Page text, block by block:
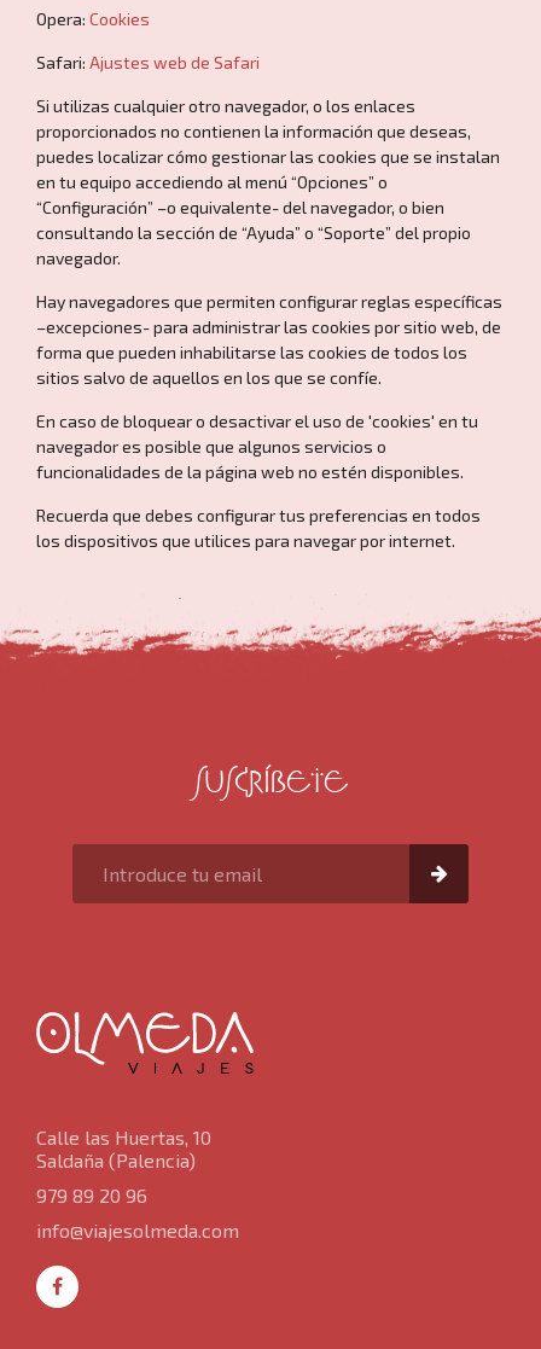
Opera: Cookies
Safari: Ajustes web de Safari
Si utilizas cualquier otro navegador, o los enlaces
proporcionados no contienen la información que deseas,
puedes localizar cómo gestionar las cookies que se instalan
en tu equipo accediendo al menú “Opciones” o
“Configuración” –o equivalente- del navegador, o bien
consultando la sección de “Ayuda” o “Soporte” del propio
navegador.
Hay navegadores que permiten configurar reglas específicas
–excepciones- para administrar las cookies por sitio web, de
forma que pueden inhabilitarse las cookies de todos los
sitios salvo de aquellos en los que se confíe.
En caso de bloquear o desactivar el uso de 'cookies' en tu
navegador es posible que algunos servicios o
funcionalidades de la página web no estén disponibles.
Recuerda que debes configurar tus preferencias en todos
los dispositivos que utilices para navegar por internet.
SUSCRÍBETE
Calle las Huertas, 10
Saldaña (Palencia)
979 89 20 96
info@viajesolmeda.com